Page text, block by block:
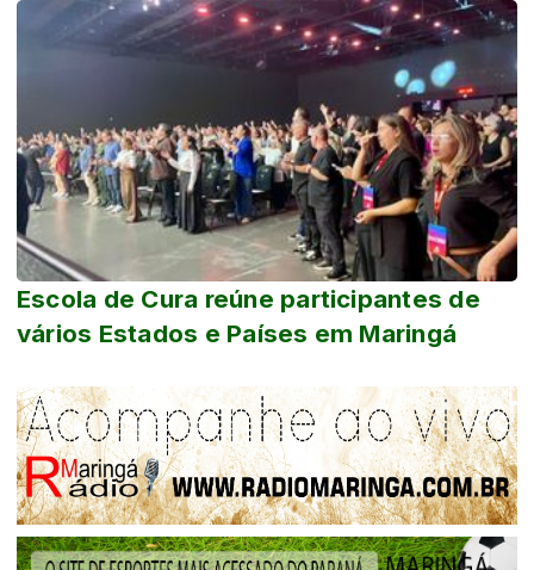
Escola de Cura reúne participantes de
vários Estados e Países em Maringá